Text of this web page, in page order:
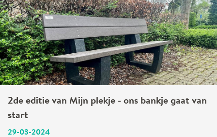
2de editie van Mijn plekje - ons bankje gaat van
start
29-03-2024